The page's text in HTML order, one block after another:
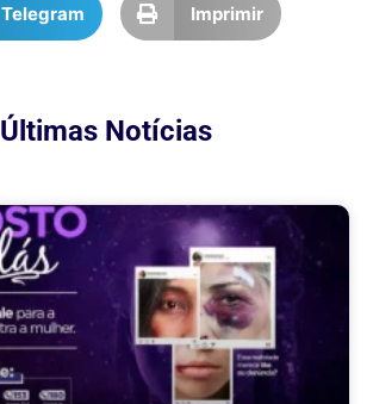
Telegram Imprimir
Últimas Notícias